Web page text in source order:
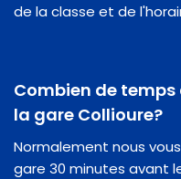
de la classe et de
Combien de
la gare Collioure?
Normalement nous
gare 30 minutes avant